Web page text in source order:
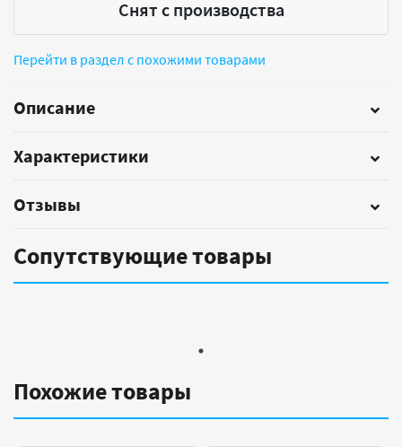
Снят с производства
Перейти в раздел с похожими товарами
Описание
Характеристики
Отзывы
Сопутствующие товары
Похожие товары